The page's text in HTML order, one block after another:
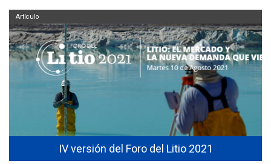
IV versión del Foro del Litio 2021